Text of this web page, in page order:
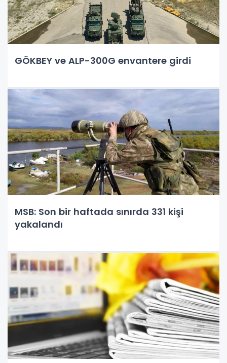
GÖKBEY ve ALP-300G envantere girdi
MSB: Son bir haftada sınırda 331 kişi
yakalandı